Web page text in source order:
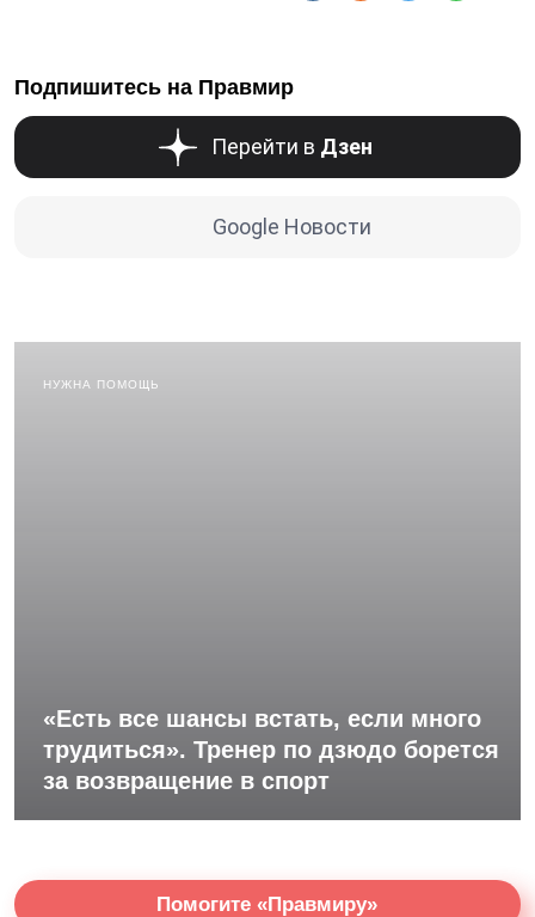
Подпишитесь на Правмир
Перейти в Дзен
Google Новости
НУЖНА ПОМОЩЬ
«Есть все шансы встать, если много
трудиться». Тренер по дзюдо борется
за возвращение в спорт
Помогите «Правмиру»